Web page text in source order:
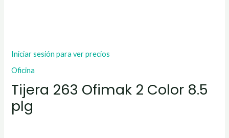
Iniciar sesión para ver precios
Oficina
Tijera 263 Ofimak 2 Color 8.5
plg